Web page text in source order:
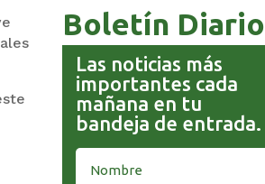
Boletín Diario
Las noticias más
importantes cada
mañana en tu
bandeja de entrada.